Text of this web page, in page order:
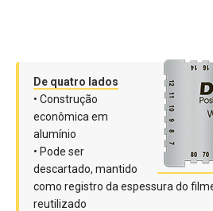
De quatro lados
• Construção
econômica em
alumínio
• Pode ser
descartado, mantido
como registro da espessura do
reutilizado